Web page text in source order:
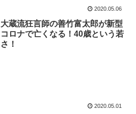
2020.05.06
大蔵流狂言師の善竹富太郎が新型
コロナで亡くなる！40歳という若
さ！
2020.05.01